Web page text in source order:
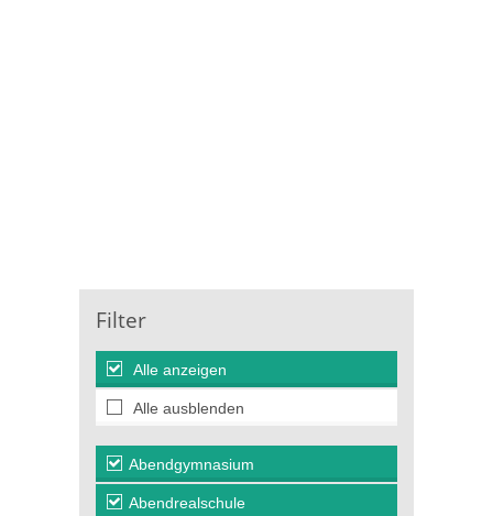
Filter
Alle anzeigen
Alle ausblenden
Abendgymnasium
Abendrealschule